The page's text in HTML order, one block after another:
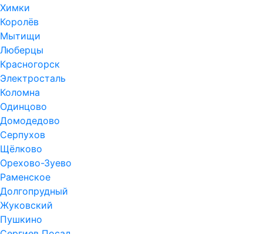
Химки
Королёв
Мытищи
Люберцы
Красногорск
Электросталь
Коломна
Одинцово
Домодедово
Серпухов
Щёлково
Орехово-Зуево
Раменское
Долгопрудный
Жуковский
Пушкино